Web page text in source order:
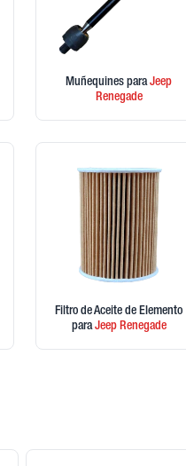
Muñequines paraJeep
Renegade
Filtro de Aceite de Elemento
paraJeepRenegade